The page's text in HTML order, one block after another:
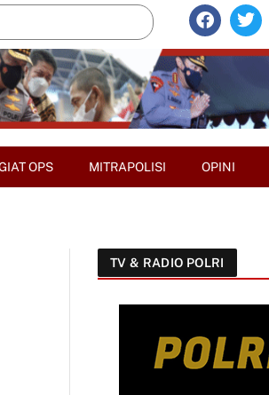
OPS MITRAPOLISI OPINI
TV & RADIO POLRI